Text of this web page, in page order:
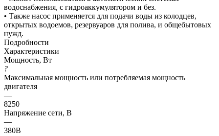
водоснабжения, с гидроаккумулятором и без.
• Также насос применяется для подачи воды из колодцев,
открытых водоемов, резервуаров для полива, и общебытовых
нужд.
Подробности
Характеристики
Мощность, Вт
?
Максимальная мощность или потребляемая мощность
двигателя
—
8250
Напряжение сети, В
—
380В